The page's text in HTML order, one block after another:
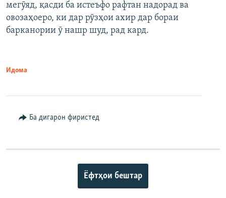
мегӯяд, қасди ба истеъфо рафтан надорад ва
овозаҳоеро, ки дар рӯзҳои ахир дар бораи
барканории ӯ нашр шуд, рад кард.
Идома
Ба дигарон фиристед
Ёфтҳои бештар